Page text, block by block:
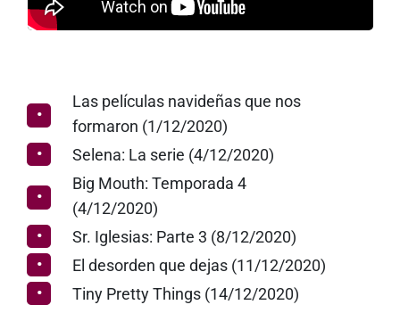
Las películas navideñas que nos
formaron (1/12/2020)
Selena: La serie (4/12/2020)
Big Mouth: Temporada 4
(4/12/2020)
Sr. Iglesias: Parte 3 (8/12/2020)
El desorden que dejas (11/12/2020)
Tiny Pretty Things (14/12/2020)